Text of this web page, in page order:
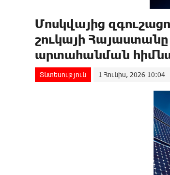
Մոսկվայից
շուկայի Հայաստանը
արտահանման
Տնտեսություն 1 Հունիս, 2026 10:04